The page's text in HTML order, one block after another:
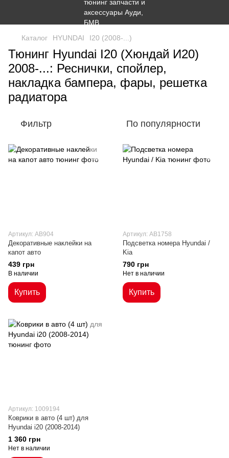
Каталог HYUNDAI I20 (2008-...)
Тюнинг Hyundai I20 (Хюндай И20)
2008-...: Реснички, спойлер,
накладка бампера, фары, решетка
радиатора
Фильтр По популярности
Артикул: AB904
Декоративные наклейки на
капот авто
439 грн
В наличии
Купить
Артикул: AB1758
Подсветка номера Hyundai /
Kia
790 грн
Нет в наличии
Купить
Артикул: 1009194
Коврики в авто (4 шт) для
Hyundai i20 (2008-2014)
1 360 грн
Нет в наличии